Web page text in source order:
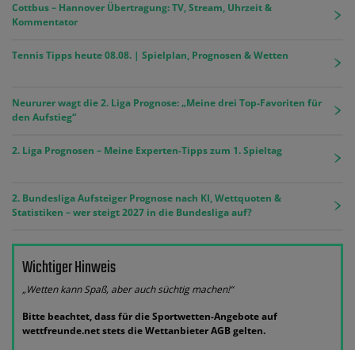
Cottbus – Hannover Übertragung: TV, Stream, Uhrzeit &
Kommentator
Tennis Tipps heute 08.08. | Spielplan, Prognosen & Wetten
Neururer wagt die 2. Liga Prognose: „Meine drei Top-Favoriten für
den Aufstieg“
2. Liga Prognosen – Meine Experten-Tipps zum 1. Spieltag
2. Bundesliga Aufsteiger Prognose nach KI, Wettquoten &
Statistiken – wer steigt 2027 in die Bundesliga auf?
Wichtiger Hinweis
„Wetten kann Spaß, aber auch süchtig machen!“
Bitte beachtet, dass für die Sportwetten-Angebote auf
wettfreunde.net stets die Wettanbieter AGB gelten.